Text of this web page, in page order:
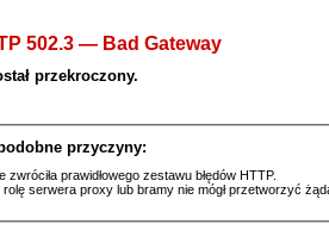
502.3 — Bad Gateway
przekroczony.
przyczyny:
zwróciła prawidłowego zestawu błędów HTTP.
rolę serwera proxy lub bramy nie mógł przetworzyć